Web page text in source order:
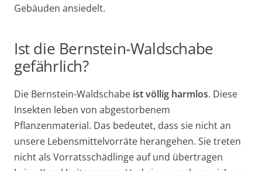
Gebäuden ansiedelt.
Ist die Bernstein-Waldschabe
gefährlich?
Die Bernstein-Waldschabe ist völlig harmlos. Diese
Insekten leben von abgestorbenem
Pflanzenmaterial. Das bedeutet, dass sie nicht an
unsere Lebensmittelvorräte herangehen. Sie treten
nicht als Vorratsschädlinge auf und übertragen